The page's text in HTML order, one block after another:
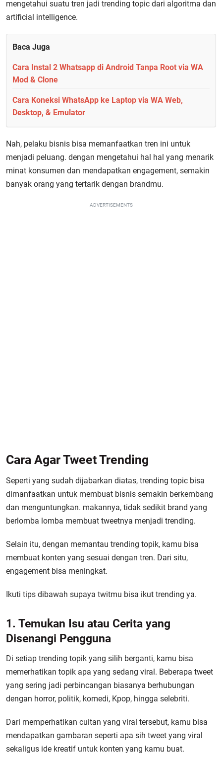
mengetahui suatu tren jadi trending topic dari algoritma dan
artificial intelligence.
Baca Juga
Cara Instal 2 Whatsapp di Android Tanpa Root via WA
Mod & Clone
Cara Koneksi WhatsApp ke Laptop via WA Web,
Desktop, & Emulator
Nah, pelaku bisnis bisa memanfaatkan tren ini untuk
menjadi peluang. dengan mengetahui hal hal yang menarik
minat konsumen dan mendapatkan engagement, semakin
banyak orang yang tertarik dengan brandmu.
ADVERTISEMENTS
Cara Agar Tweet Trending
Seperti yang sudah dijabarkan diatas, trending topic bisa
dimanfaatkan untuk membuat bisnis semakin berkembang
dan menguntungkan. makannya, tidak sedikit brand yang
berlomba lomba membuat tweetnya menjadi trending.
Selain itu, dengan memantau trending topik, kamu bisa
membuat konten yang sesuai dengan tren. Dari situ,
engagement bisa meningkat.
Ikuti tips dibawah supaya twitmu bisa ikut trending ya.
1. Temukan Isu atau Cerita yang
Disenangi Pengguna
Di setiap trending topik yang silih berganti, kamu bisa
memerhatikan topik apa yang sedang viral. Beberapa tweet
yang sering jadi perbincangan biasanya berhubungan
dengan horror, politik, komedi, Kpop, hingga selebriti.
Dari memperhatikan cuitan yang viral tersebut, kamu bisa
mendapatkan gambaran seperti apa sih tweet yang viral
sekaligus ide kreatif untuk konten yang kamu buat.